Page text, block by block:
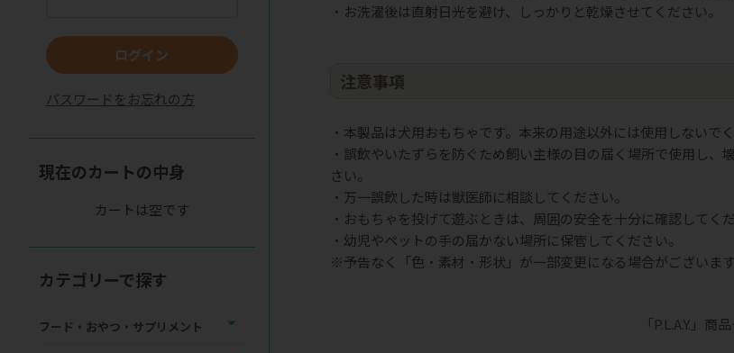
・お洗濯後は直射日光を避け、しっかりと乾燥させてください。
注意事項
・本製品は犬用おもちゃです。本来の用途以外には使用しないでく
・誤飲やいたずらを防ぐため飼い主様の目の届く場所で使用し
さい。
・万一誤飲した時は獣医師に相談してください。
・おもちゃを投げて遊ぶときは、周囲の安全を十分に確認してくだ
・幼児やペットの手の届かない場所に保管してください。
※予告なく「色・素材・形状」が一部変更になる場合がございます
「P.L.A.Y.」商
ログイン
パスワードをお忘れの方
現在のカートの中身
カートは空です
カテゴリーで探す
フード・おやつ・サプリメント